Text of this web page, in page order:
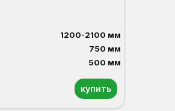
1200-2100 мм
750 мм
500 мм
купить